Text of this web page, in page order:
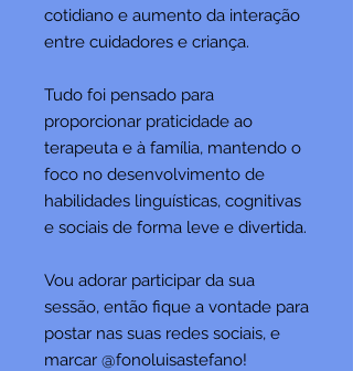
cotidiano e aumento da interação
entre cuidadores e criança.
Tudo foi pensado para
proporcionar praticidade ao
terapeuta e à família, mantendo o
foco no desenvolvimento de
habilidades linguísticas, cognitivas
e sociais de forma leve e divertida.
Vou adorar participar da sua
sessão, então fique a vontade para
postar nas suas redes sociais, e
marcar @fonoluisastefano!